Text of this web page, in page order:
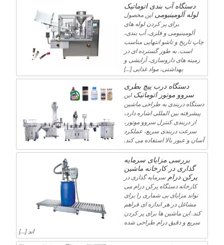
دستگاه آب بندی اتوماتیک
لوله آلومینیومی این محصول
برای پر کردن لوله های
آلومینیومی و فلزی، آب بندی،
چاپ تاریخ و تاشو انتهایی مناسب
است. به طور گسترده ای در
زمینه های داروسازی، آرایشی و
بهداشتی، مواد غذایی […]
دستگاه درب پیچ بطری
سروو موتور اتوماتیک این
دستگاه دربندی به طراحی ماشین
پیشرفته بین المللی اشاره دارد،
از دربندی کنترل سروو موتور،
سرعت دربندی سریع، عملکرد
آسان و عبور بالا استفاده می کند.
بررسی مزایای سرمایه
گذاری در کارخانه ماشین
پرکن درام سرمایه گذاری در
کارخانه دستگاه پرکن درام می
تواند مزایای بی شماری را برای
مشاغل در هر اندازه ای فراهم
کند. این ماشین ها برای پر کردن
سریع و دقیق درام طراحی شده
اند […]